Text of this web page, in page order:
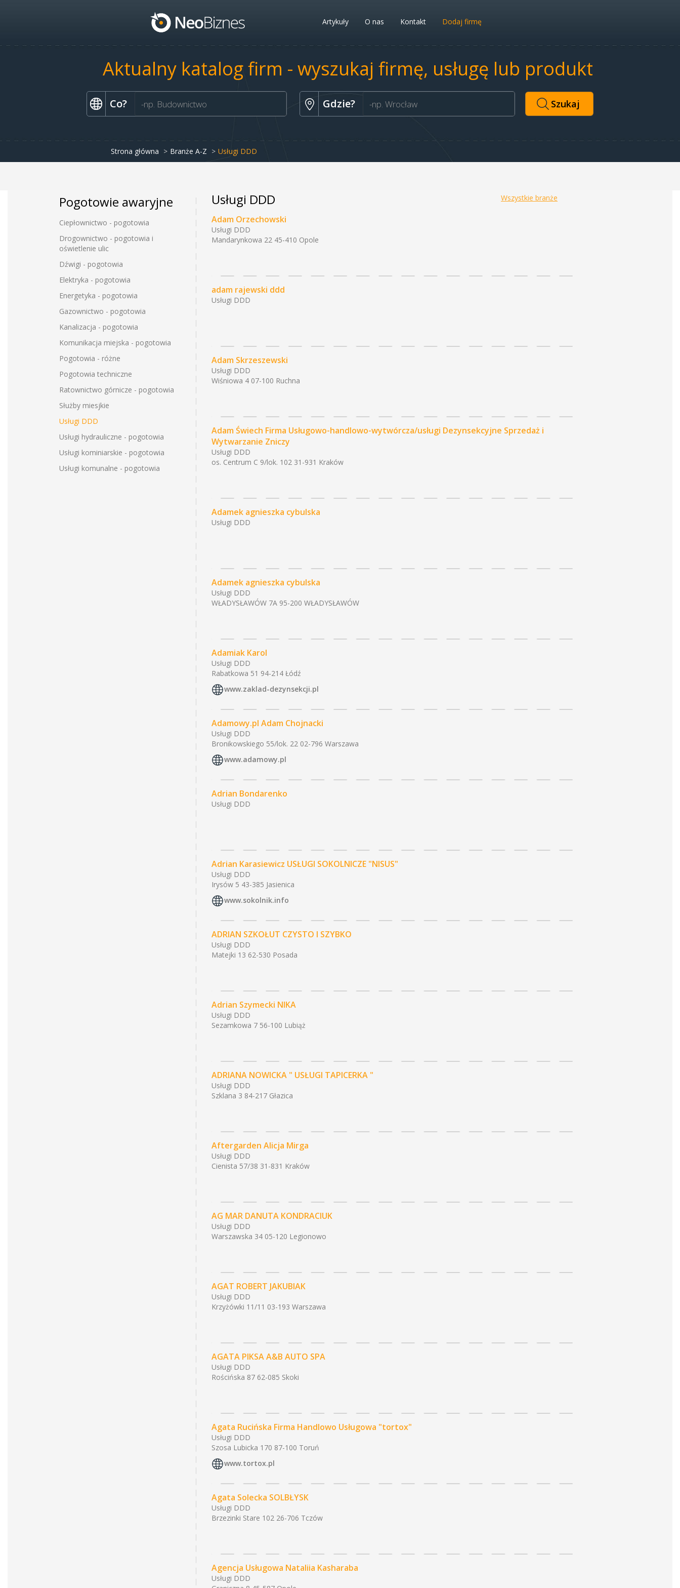
Artykuły O nas Kontakt Dodaj firmę
Aktualny katalog firm - wyszukaj firmę, usługę lub produkt
Co? Gdzie?
Strona główna Branże A-Z Usługi DDD
Pogotowie awaryjne
Ciepłownictwo - pogotowia
Drogownictwo - pogotowia i
oświetlenie ulic
Dźwigi - pogotowia
Elektryka - pogotowia
Energetyka - pogotowia
Gazownictwo - pogotowia
Kanalizacja - pogotowia
Komunikacja miejska - pogotowia
Pogotowia - różne
Pogotowia techniczne
Ratownictwo górnicze - pogotowia
Służby miesjkie
Usługi DDD
Usługi hydrauliczne - pogotowia
Usługi kominiarskie - pogotowia
Usługi komunalne - pogotowia
Usługi DDD Wszystkie branże
Adam Orzechowski
Usługi DDD
Mandarynkowa 22 45-410 Opole
adam rajewski ddd
Usługi DDD
Adam Skrzeszewski
Usługi DDD
Wiśniowa 4 07-100 Ruchna
Adam Świech Firma Usługowo-handlowo-wytwórcza/usługi Dezynsekcyjne Sprzedaż i
Wytwarzanie Zniczy
Usługi DDD
os. Centrum C 9/lok. 102 31-931 Kraków
Adamek agnieszka cybulska
Usługi DDD
Adamek agnieszka cybulska
Usługi DDD
WŁADYSŁAWÓW 7A 95-200 WŁADYSŁAWÓW
Adamiak Karol
Usługi DDD
Rabatkowa 51 94-214 Łódź
www.zaklad-dezynsekcji.pl
Adamowy.pl Adam Chojnacki
Usługi DDD
Bronikowskiego 55/lok. 22 02-796 Warszawa
www.adamowy.pl
Adrian Bondarenko
Usługi DDD
Adrian Karasiewicz USŁUGI SOKOLNICZE "NISUS"
Usługi DDD
Irysów 5 43-385 Jasienica
www.sokolnik.info
ADRIAN SZKOŁUT CZYSTO I SZYBKO
Usługi DDD
Matejki 13 62-530 Posada
Adrian Szymecki NIKA
Usługi DDD
Sezamkowa 7 56-100 Lubiąż
ADRIANA NOWICKA " USŁUGI TAPICERKA "
Usługi DDD
Szklana 3 84-217 Głazica
Aftergarden Alicja Mirga
Usługi DDD
Cienista 57/38 31-831 Kraków
AG MAR DANUTA KONDRACIUK
Usługi DDD
Warszawska 34 05-120 Legionowo
AGAT ROBERT JAKUBIAK
Usługi DDD
Krzyżówki 11/11 03-193 Warszawa
AGATA PIKSA A&B AUTO SPA
Usługi DDD
Rościńska 87 62-085 Skoki
Agata Rucińska Firma Handlowo Usługowa "tortox"
Usługi DDD
Szosa Lubicka 170 87-100 Toruń
www.tortox.pl
Agata Solecka SOLBŁYSK
Usługi DDD
Brzezinki Stare 102 26-706 Tczów
Agencja Usługowa Nataliia Kasharaba
Usługi DDD